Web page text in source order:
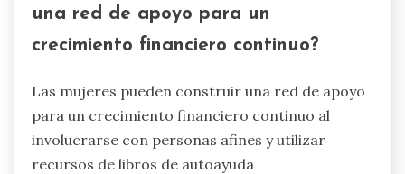
una red de apoyo para un
crecimiento financiero continuo?
Las mujeres pueden construir una red de apoyo
para un crecimiento financiero continuo al
involucrarse con personas afines y utilizar
recursos de libros de autoayuda